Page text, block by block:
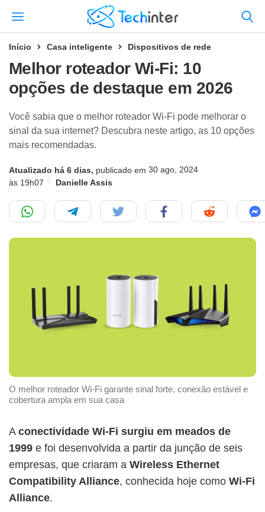
Início Casa inteligente Dispositivos de rede
Melhor roteador Wi-Fi: 10
opções de destaque em 2026
Você sabia que o melhor roteador Wi-Fi pode melhorar o
sinal da sua internet? Descubra neste artigo, as 10 opções
mais recomendadas.
Atualizado há 6 dias, publicado em 30 ago, 2024
às 19h07
Danielle Assis
O melhor roteador Wi-Fi garante sinal forte, conexão estável e
cobertura ampla em sua casa
A conectividade Wi-Fi surgiu em meados de
1999 e foi desenvolvida a partir da junção de seis
empresas, que criaram a Wireless Ethernet
Compatibility Alliance, conhecida hoje como Wi-Fi
Alliance.